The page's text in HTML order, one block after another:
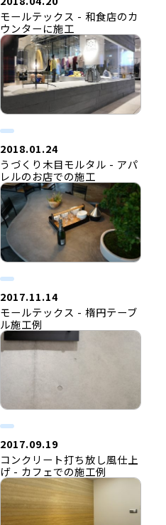
モールテックス - 和食店のカ
ウンターに施工
2018.01.24
うづくり木目モルタル - アパ
レルのお店での施工
2017.11.14
モールテックス - 楕円テーブ
ル施工例
2017.09.19
コンクリート打ち放し風仕上
げ - カフェでの施工例